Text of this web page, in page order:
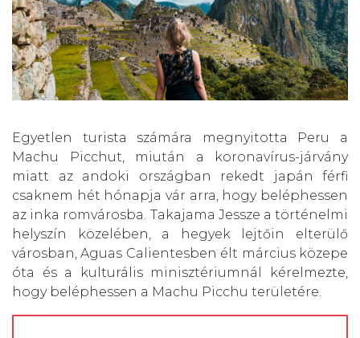
Egyetlen turista számára megnyitotta Peru a
Machu Picchut, miután a koronavírus-járvány
miatt az andoki országban rekedt japán férfi
csaknem hét hónapja vár arra, hogy beléphessen
az inka romvárosba. Takajama Jessze a történelmi
helyszín közelében, a hegyek lejtőin elterülő
városban, Aguas Calientesben élt március közepe
óta és a kulturális minisztériumnál kérelmezte,
hogy beléphessen a Machu Picchu területére.